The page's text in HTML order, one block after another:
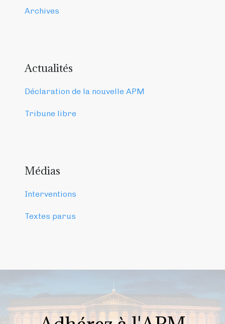
Archives
Actualités
Déclaration de la nouvelle APM
Tribune libre
Médias
Interventions
Textes parus